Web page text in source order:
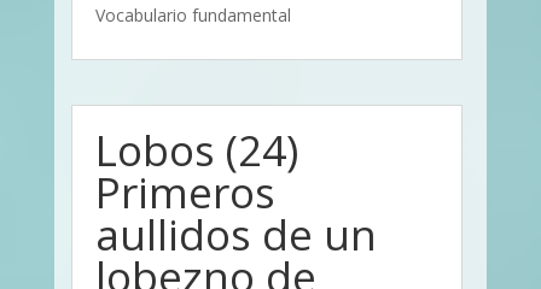
Vocabulario fundamental
Lobos (24)
Primeros
aullidos de un
lobezno de